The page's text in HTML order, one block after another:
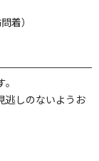
着）
逃しのないようお